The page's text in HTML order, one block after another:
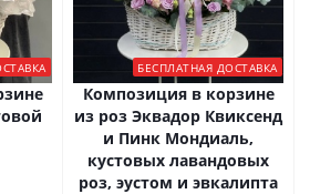
БЕСПЛАТНАЯ ДОСТАВКА
Композиция в корзине
из роз Эквадор Квиксенд
и Пинк Мондиаль,
кустовых лавандовых
роз, эустом и эвкалипта